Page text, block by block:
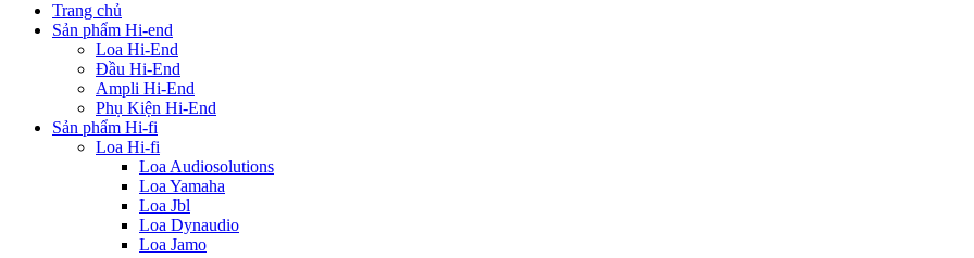
Trang chủ
Sản phẩm Hi-end
Loa Hi-End
Đầu Hi-End
Ampli Hi-End
Phụ Kiện Hi-End
Sản phẩm Hi-fi
Loa Hi-fi
Loa Audiosolutions
Loa Yamaha
Loa Jbl
Loa Dynaudio
Loa Jamo